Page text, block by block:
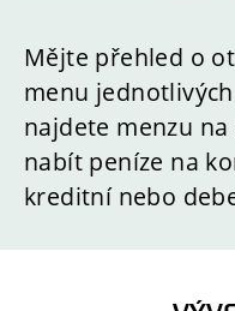
Mějte přehled o
menu
najdete menzu
nabít peníze na
kreditní nebo